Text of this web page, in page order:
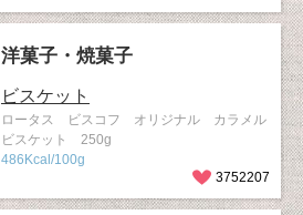
洋菓子・焼菓子
ビスケット
ロータス ビスコフ オリジナル カラメル
ビスケット 250g
486Kcal/100g
3752207